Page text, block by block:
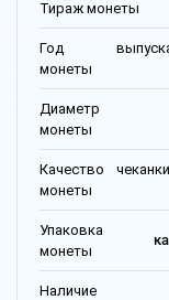
Тираж монеты
Год
монеты
Диаметр
монеты
Качество чеканки
монеты
Упаковка
монеты
Наличие